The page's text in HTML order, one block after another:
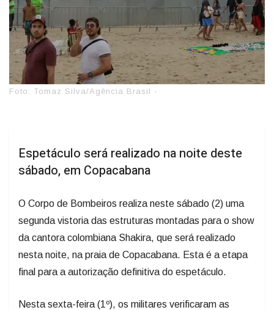
Foto: Tomaz Silva/Agência Brasil -
Espetáculo será realizado na noite deste
sábado, em Copacabana
O Corpo de Bombeiros realiza neste sábado (2) uma
segunda vistoria das estruturas montadas para o show
da cantora colombiana Shakira, que será realizado
nesta noite, na praia de Copacabana. Esta é a etapa
final para a autorização definitiva do espetáculo.
Nesta sexta-feira (1º), os militares verificaram as